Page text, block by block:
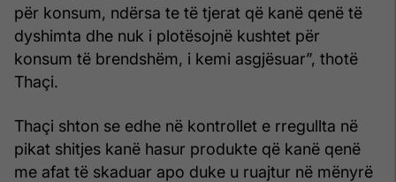
për konsum, ndërsa te të tjerat që kanë qenë të
dyshimta dhe nuk i plotësojnë kushtet për
konsum të brendshëm, i kemi asgjësuar”, thotë
Thaçi.
Thaçi shton se edhe në kontrollet e rregullta në
pikat shitjes kanë hasur produkte që kanë qenë
me afat të skaduar apo duke u ruajtur në mënyrë